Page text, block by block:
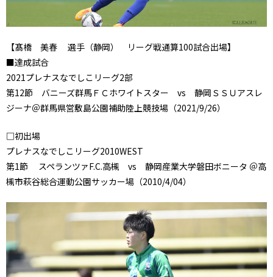
【髙橋 美春 選手（静岡） リーグ戦通算100試合出場】
■達成試合
2021プレナスなでしこリーグ2部
第12節 バニーズ群馬ＦＣホワイトスター vs 静岡ＳＳＵアスレ
ジーナ＠群馬県営敷島公園補助陸上競技場（2021/9/26）
□初出場
プレナスなでしこリーグ2010WEST
第1節 スペランツァF.C.高槻 vs 静岡産業大学磐田ボニータ ＠高
槻市萩谷総合運動公園サッカー場（2010/4/04）